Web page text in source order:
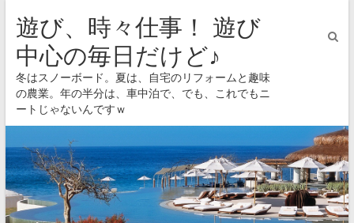
遊び、時々仕事！ 遊び
中心の毎日だけど♪
冬はスノーボード。夏は、自宅のリフォームと趣味
の農業。年の半分は、車中泊で、でも、これでもニ
ートじゃないんですｗ